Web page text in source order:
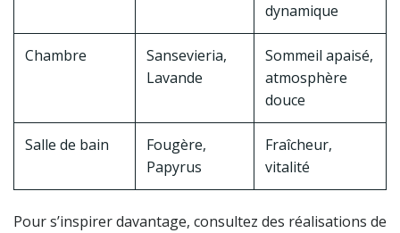
dynamique
Chambre
Sansevieria,
Lavande
Sommeil apaisé,
atmosphère
douce
Salle de bain
Fougère,
Papyrus
Fraîcheur,
vitalité
Pour s’inspirer davantage, consultez des réalisations de